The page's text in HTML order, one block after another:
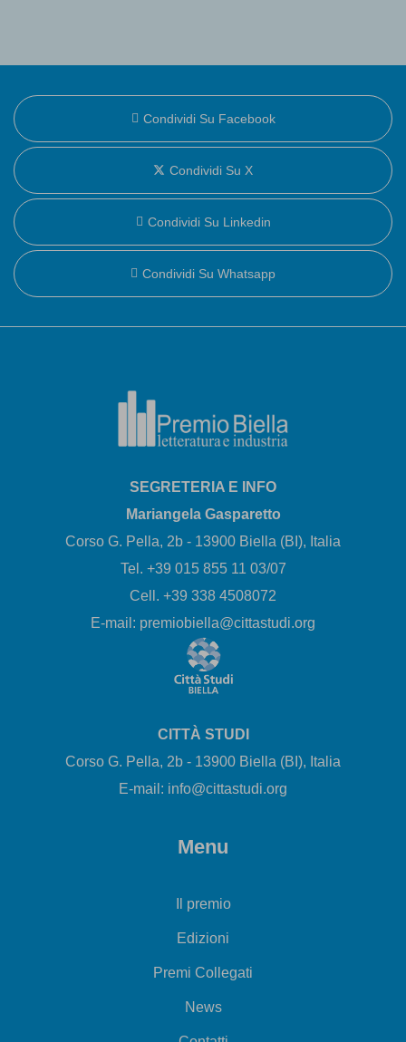
Condividi Su Facebook
Condividi Su X
Condividi Su Linkedin
Condividi Su Whatsapp
SEGRETERIA E INFO
Mariangela Gasparetto
Corso G. Pella, 2b - 13900 Biella (BI), Italia
Tel. +39 015 855 11 03/07
Cell. +39 338 4508072
E-mail: premiobiella@cittastudi.org
CITTÀ STUDI
Corso G. Pella, 2b - 13900 Biella (BI), Italia
E-mail: info@cittastudi.org
Menu
Il premio
Edizioni
Premi Collegati
News